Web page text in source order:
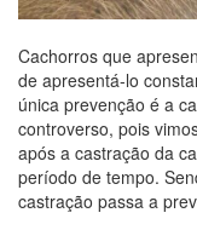
Cachorros que
de apresentá-lo
única prevenção é a
controverso, pois
após a castração da
período de tempo.
castração passa a